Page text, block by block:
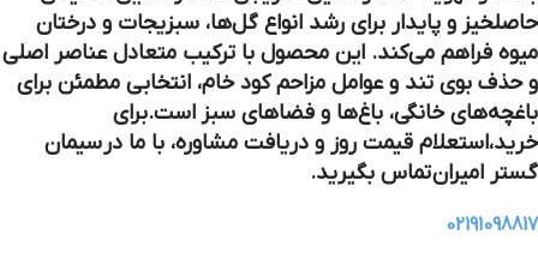
حاصلخیز و پایدار برای رشد انواع گل‌ها، سبزیجات و درختان
میوه فراهم می‌کند. این محصول با ترکیب متعادل عناصر اصلی
و حذف بوی تند و عوامل مزاحم کود خام، انتخابی مطمئن برای
باغچه‌های خانگی، باغ‌ها و فضاهای سبز است.برای
خرید،استعلام قیمت روز و دریافت مشاوره، با ما در سیمان
گستر امیرانتماس بگیرید.
02191098817